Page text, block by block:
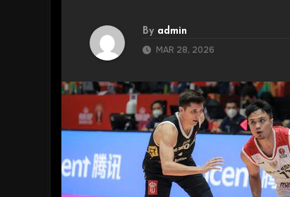
By admin
MAR 28, 2026